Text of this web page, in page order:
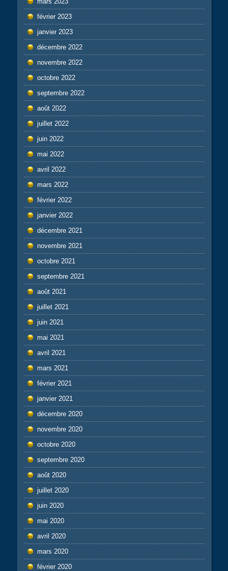
février 2023
janvier 2023
décembre 2022
novembre 2022
octobre 2022
septembre 2022
août 2022
juillet 2022
juin 2022
mai 2022
avril 2022
mars 2022
février 2022
janvier 2022
décembre 2021
novembre 2021
octobre 2021
septembre 2021
août 2021
juillet 2021
juin 2021
mai 2021
avril 2021
mars 2021
février 2021
janvier 2021
décembre 2020
novembre 2020
octobre 2020
septembre 2020
août 2020
juillet 2020
juin 2020
mai 2020
avril 2020
mars 2020
février 2020